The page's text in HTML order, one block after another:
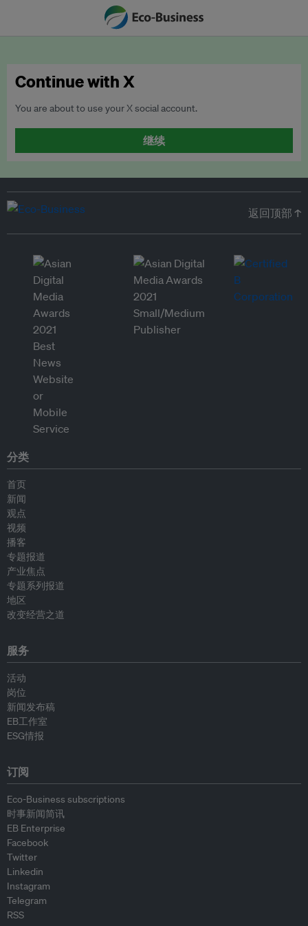
Continue with X
You are about to use your X social account.
继续
返回顶部 ↑
分类
首页
新闻
观点
视频
播客
专题报道
产业焦点
专题系列报道
地区
改变经营之道
服务
活动
岗位
新闻发布稿
EB工作室
ESG情报
订阅
Eco-Business subscriptions
时事新闻简讯
EB Enterprise
Facebook
Twitter
Linkedin
Instagram
Telegram
RSS